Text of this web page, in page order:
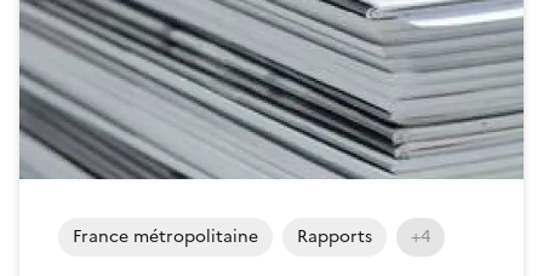
France métropolitaine Rapports +4